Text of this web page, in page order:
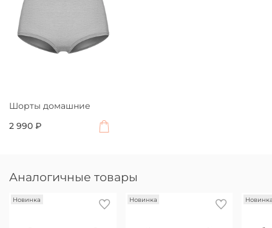
Шорты домашние
2 990 ₽
Аналогичные товары
Новинка Новинка